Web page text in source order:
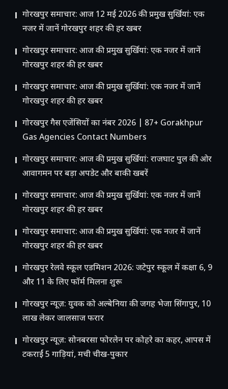
गोरखपुर समाचार: आज 12 मई 2026 की प्रमुख सुर्खियां: एक
नजर में जानें गोरखपुर शहर की हर खबर
गोरखपुर समाचार: आज की प्रमुख सुर्खियां: एक नजर में जानें
गोरखपुर शहर की हर खबर
गोरखपुर समाचार: आज की प्रमुख सुर्खियां: एक नजर में जानें
गोरखपुर शहर की हर खबर
गोरखपुर गैस एजेंसियों का नंबर 2026 | 87+ Gorakhpur
Gas Agencies Contact Numbers
गोरखपुर समाचार: आज की प्रमुख सुर्खियां: राजघाट पुल की ओर
आवागमन पर बड़ा अपडेट और बाकी खबरें
गोरखपुर समाचार: आज की प्रमुख सुर्खियां: एक नजर में जानें
गोरखपुर शहर की हर खबर
गोरखपुर समाचार: आज की प्रमुख सुर्खियां: एक नजर में जानें
गोरखपुर शहर की हर खबर
गोरखपुर रेलवे स्कूल एडमिशन 2026: जटेपुर स्कूल में कक्षा 6, 9
और 11 के लिए फॉर्म मिलना शुरू
गोरखपुर न्यूज़: युवक को अल्बेनिया की जगह भेजा सिंगापुर, 10
लाख लेकर जालसाज फरार
गोरखपुर न्यूज़: सोनबरसा फोरलेन पर कोहरे का कहर, आपस में
टकराईं 5 गाड़ियां, मची चीख-पुकार